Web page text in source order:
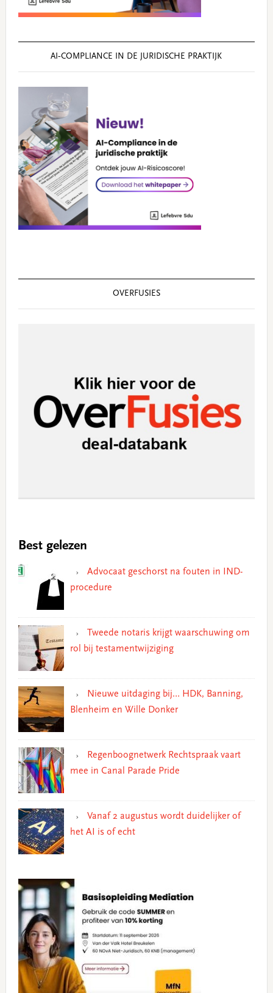
AI‑COMPLIANCE IN DE JURIDISCHE PRAKTIJK
OVERFUSIES
Best gelezen
Advocaat geschorst na fouten in IND-
procedure
Tweede notaris krijgt waarschuwing om
rol bij testamentwijziging
Nieuwe uitdaging bij… HDK, Banning,
Blenheim en Wille Donker
Regenboognetwerk Rechtspraak vaart
mee in Canal Parade Pride
Vanaf 2 augustus wordt duidelijker of
het AI is of echt